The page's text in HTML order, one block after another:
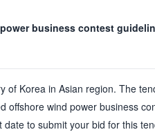
business contest
of Korea in Asian region. The
offshore wind power business
to submit your bid for this